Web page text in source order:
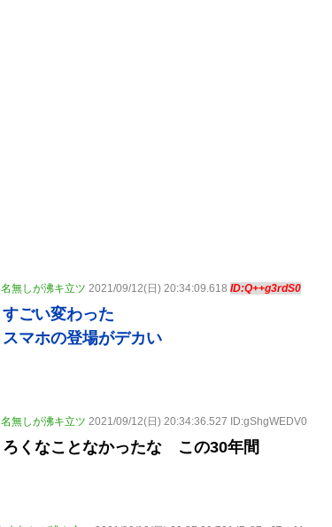
名無しが沸キ立ツ 2021/09/12(日) 20:34:09.618 ID:Q++g3rdS0
すごい変わった
スマホの登場がデカい
名無しが沸キ立ツ 2021/09/12(日) 20:34:36.527 ID:gShgWEDV0
ろくなことなかったな この30年間